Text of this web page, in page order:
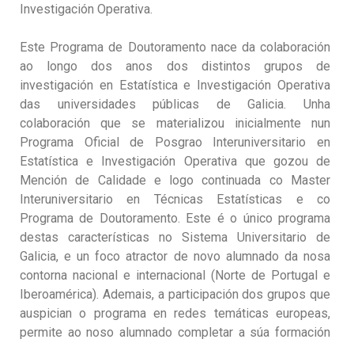
Investigación Operativa.
Este Programa de Doutoramento nace da colaboración
ao longo dos anos dos distintos grupos de
investigación en Estatística e Investigación Operativa
das universidades públicas de Galicia. Unha
colaboración que se materializou inicialmente nun
Programa Oficial de Posgrao Interuniversitario en
Estatística e Investigación Operativa que gozou de
Mención de Calidade e logo continuada co Master
Interuniversitario en Técnicas Estatísticas e co
Programa de Doutoramento. Este é o único programa
destas características no Sistema Universitario de
Galicia, e un foco atractor de novo alumnado da nosa
contorna nacional e internacional (Norte de Portugal e
Iberoamérica). Ademais, a participación dos grupos que
auspician o programa en redes temáticas europeas,
permite ao noso alumnado completar a súa formación